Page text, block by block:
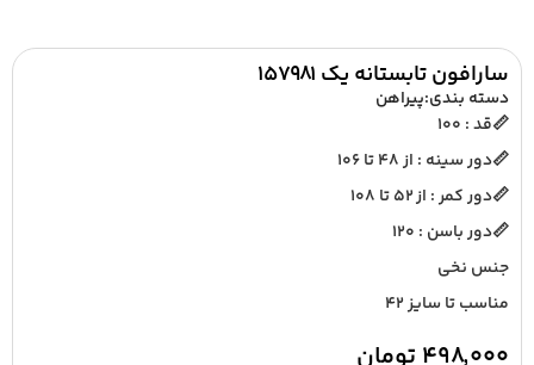
سارافون تابستانه یک ۱۵۷۹۸۱
دسته بندی:پیراهن
📏قد : ۱۰۰
📏دور سینه : از ۴۸ تا ۱۰۶
📏دور کمر : از ۵۲ تا ۱۰۸
📏دور باسن : ۱۲۰
جنس نخی
مناسب تا سایز ۴۲
۴۹۸,۰۰۰ تومان